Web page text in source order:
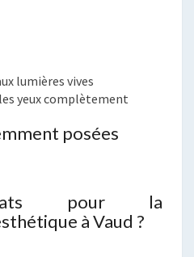
lumières vives
yeux complètement
posées
pour la
à Vaud ?